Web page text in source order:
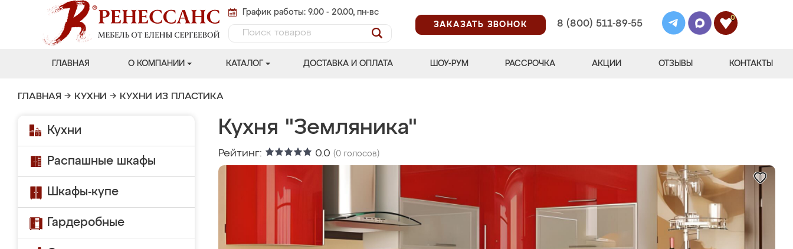
График работы: 9.00 - 20.00, пн-вс
ЗАКАЗАТЬ ЗВОНОК
8 (800) 511-89-55
0
ГЛАВНАЯ О КОМПАНИИ КАТАЛОГ ДОСТАВКА И ОПЛАТА ШОУ-РУМ РАССРОЧКА АКЦИИ ОТЗЫВЫ КОНТАКТЫ
ГЛАВНАЯ → КУХНИ → КУХНИ ИЗ ПЛАСТИКА
Кухни
Распашные шкафы
Шкафы-купе
Гардеробные
Кухня "Земляника"
Рейтинг: 0.0 (0 голосов)